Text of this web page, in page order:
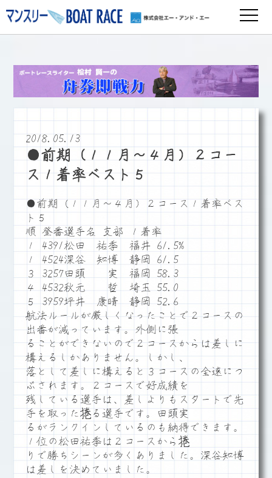
2018.05.13
●前期（１１月～４月）２コー
ス１着率ベスト５
●前期（１１月～４月）２コース１着率ベス
ト５
順 登番選手名 支部 １着率
１ 4391松田 祐季 福井 61.5%
１ 4524深谷 知博 静岡 61.5
３ 3257田頭 実 福岡 58.3
４ 4532秋元 哲 埼玉 55.0
５ 3959坪井 康晴 静岡 52.6
航法ルールが厳しくなったことで２コースの
出番が減っています。外側に張
ることができないので２コースからは差しに
構えるしかありません。しかし、
落として差しに構えると３コースの全速につ
ぶされます。２コースで好成績を
残している選手は、差しよりもスタートで先
手を取った捲る選手です。田頭実
るがランクインしているのも納得できます。
１位の松田祐季は２コースから捲
りで勝ちシーンが多くありました。深谷知博
は差しを決めていました。